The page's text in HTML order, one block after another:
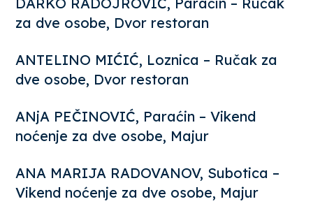
za dve osobe, Dvor restoran
ANTELINO MIĆIĆ, Loznica – Ručak za
dve osobe, Dvor restoran
ANjA PEČINOVIĆ, Paraćin – Vikend
noćenje za dve osobe, Majur
ANA MARIJA RADOVANOV, Subotica –
Vikend noćenje za dve osobe, Majur